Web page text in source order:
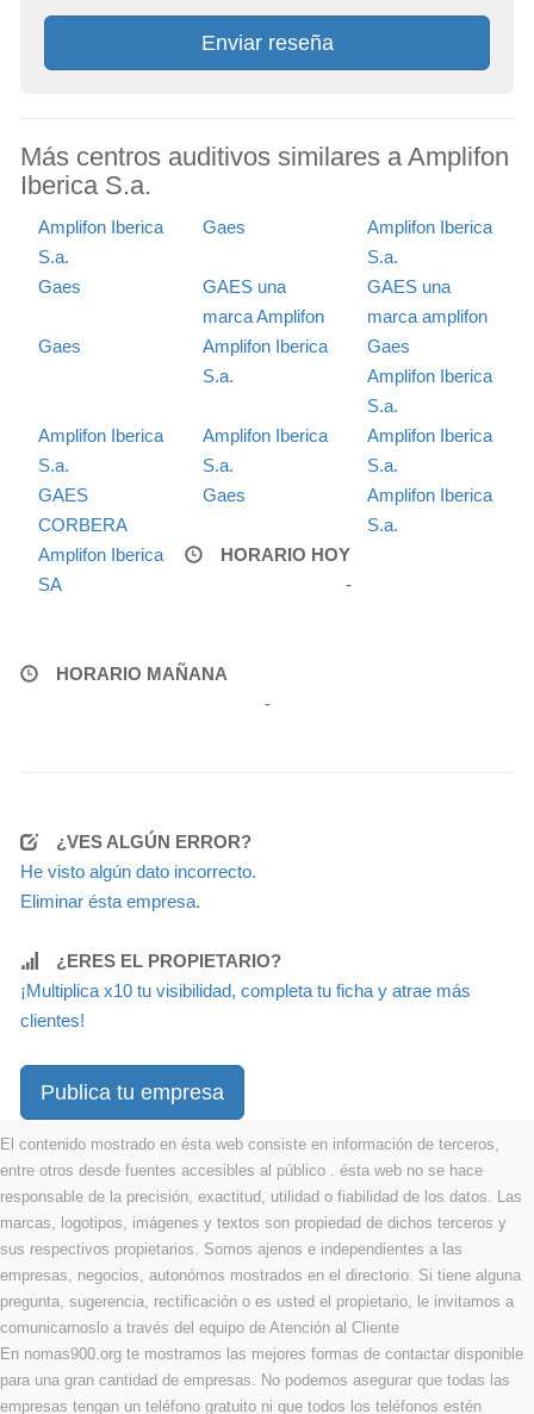
Enviar reseña
Más centros auditivos similares a Amplifon
Iberica S.a.
Amplifon Iberica
S.a.
Gaes
Amplifon Iberica
S.a.
Gaes
GAES una
marca Amplifon
GAES una
marca amplifon
Gaes
Amplifon Iberica
S.a.
Gaes
Amplifon Iberica
S.a.
Amplifon Iberica
S.a.
Amplifon Iberica
S.a.
Amplifon Iberica
S.a.
GAES
CORBERA
Gaes
Amplifon Iberica
S.a.
Amplifon Iberica
SA
HORARIO HOY
-
HORARIO MAÑANA
-
¿VES ALGÚN ERROR?
He visto algún dato incorrecto.
Eliminar ésta empresa.
¿ERES EL PROPIETARIO?
¡Multiplica x10 tu visibilidad, completa tu ficha y atrae más
clientes!
Publica tu empresa
El contenido mostrado en ésta web consiste en información de terceros,
entre otros desde fuentes accesibles al público . ésta web no se hace
responsable de la precisión, exactitud, utilidad o fiabilidad de los datos. Las
marcas, logotipos, imágenes y textos son propiedad de dichos terceros y
sus respectivos propietarios. Somos ajenos e independientes a las
empresas, negocios, autonómos mostrados en el directorio. Si tiene alguna
pregunta, sugerencia, rectificación o es usted el propietario, le invitamos a
comunicarnoslo a través del equipo de Atención al Cliente
En nomas900.org te mostramos las mejores formas de contactar disponible
para una gran cantidad de empresas. No podemos asegurar que todas las
empresas tengan un teléfono gratuito ni que todos los teléfonos estén